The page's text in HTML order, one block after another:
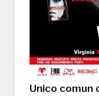
Unico comun